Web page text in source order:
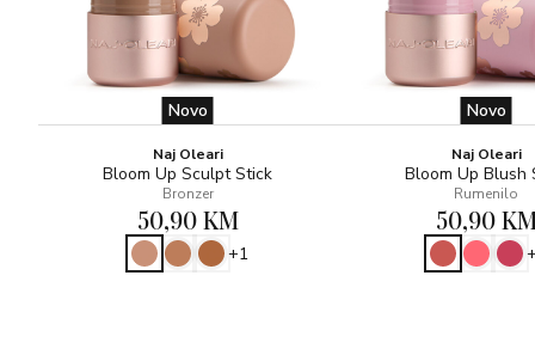
Novo
Naj Oleari
Bloom Up Sculpt Stick
Bronzer
50,90 KM
+1
Novo
Naj Oleari
Bloom Up Blush
Rumenilo
50,90